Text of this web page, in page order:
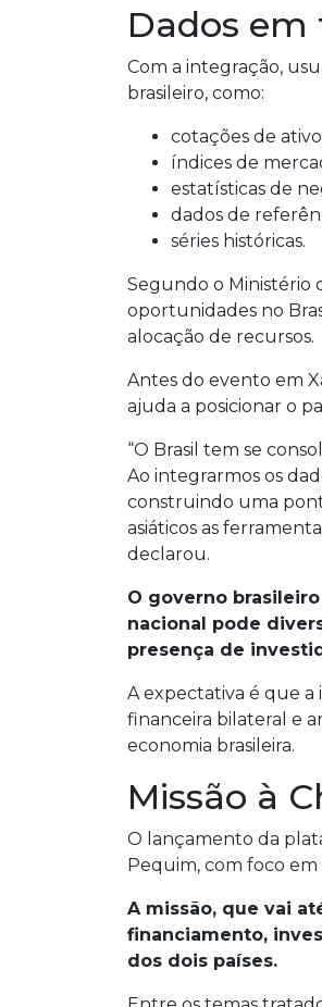
Dados
Com a integração,
brasileiro, como:
cotações de
índices de
estatísticas de
dados de
séries históricas.
Segundo o Ministério
oportunidades no
alocação de recursos.
Antes do evento em
ajuda a posicionar o
“O Brasil tem se
Ao integrarmos os
construindo uma
asiáticos as
declarou.
O governo
nacional pode
presença de
A expectativa é que
financeira bilateral e
economia brasileira.
Missão à
O lançamento da
Pequim, com foco em
A missão, que vai
financiamento,
dos dois países.